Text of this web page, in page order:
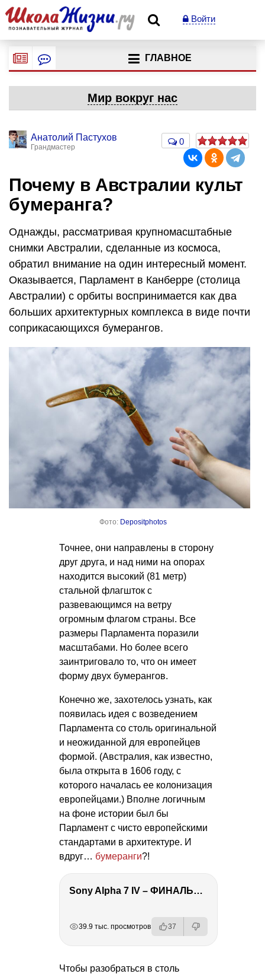
Войти
ГЛАВНОЕ
Мир вокруг нас
Анатолий Пастухов
Грандмастер
0
Почему в Австралии культ
бумеранга?
Однажды, рассматривая крупномасштабные
снимки Австралии, сделанные из космоса,
обратил внимание на один интересный момент.
Оказывается, Парламент в Канберре (столица
Австралии) с орбиты воспринимается как два
больших архитектурных комплекса в виде почти
соприкасающихся бумерангов.
Фото: Depositphotos
Точнее, они направлены в сторону
друг друга, и над ними на опорах
находится высокий (81 метр)
стальной флагшток с
развевающимся на ветру
огромным флагом страны. Все
размеры Парламента поразили
масштабами. Но более всего
заинтриговало то, что он имеет
форму двух бумерангов.
Конечно же, захотелось узнать, как
появилась идея с возведением
Парламента со столь оригинальной
и неожиданной для европейцев
формой. (Австралия, как известно,
была открыта в 1606 году, с
которого началась ее колонизация
европейцами.) Вполне логичным
на фоне истории был бы
Парламент с чисто европейскими
стандартами в архитектуре. И
вдруг… бумеранги?!
Sony Alpha 7 IV – ФИНАЛЬНЫЙ ОБЗОР
39.9 тыс. просмотров 37
Чтобы разобраться в столь